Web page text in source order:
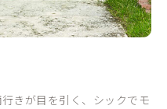
きが目を引く、シックでモ